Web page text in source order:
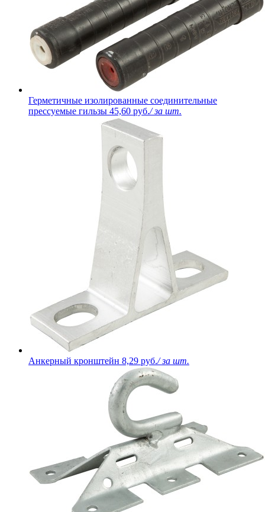
Герметичные изолированные соединительные
прессуемые гильзы 45,60 руб./ за шт.
Анкерный кронштейн 8,29 руб./ за шт.